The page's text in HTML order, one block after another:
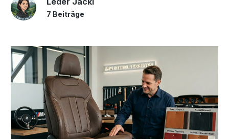
7 Beiträge